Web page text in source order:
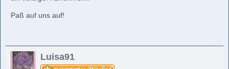
Paß auf uns auf!
Luisa91